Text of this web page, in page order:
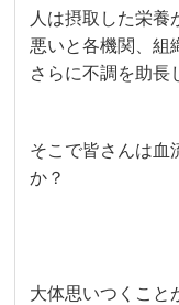
人は摂取した栄養
悪いと各機関、組
さらに不調を助長
そこで皆さんは血
か？
大体思いつくこと